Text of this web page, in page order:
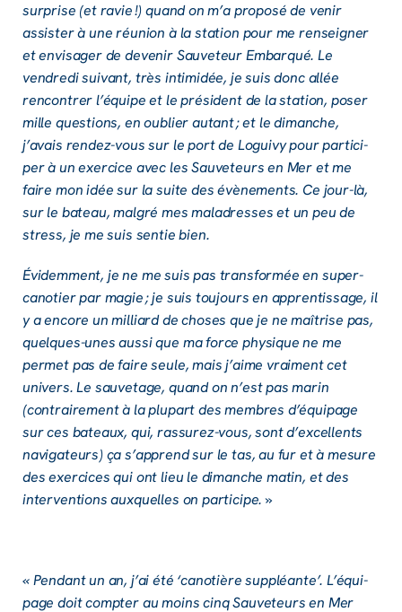
surprise (et ravie !) quand on m’a proposé de venir
assis­ter à une réunion à la station pour me rensei­gner
et envi­sa­ger de deve­nir Sauve­teur Embarqué. Le
vendredi suivant, très inti­mi­dée, je suis donc allée
rencon­trer l’équipe et le président de la station, poser
mille ques­tions, en oublier autant ; et le dimanche,
j’avais rendez-vous sur le port de Loguivy pour parti­ci­
per à un exer­cice avec les Sauve­teurs en Mer et me
faire mon idée sur la suite des évène­ments. Ce jour-là,
sur le bateau, malgré mes maladresses et un peu de
stress, je me suis sentie bien.
Évidem­ment, je ne me suis pas trans­for­mée en super-
cano­tier par magie ; je suis toujours en appren­tis­sage, il
y a encore un milliard de choses que je ne maîtrise pas,
quelques-unes aussi que ma force physique ne me
permet pas de faire seule, mais j’aime vrai­ment cet
univers. Le sauve­tage, quand on n’est pas marin
(contrai­re­ment à la plupart des membres d’équi­page
sur ces bateaux, qui, rassu­rez-vous, sont d’ex­cel­lents
navi­ga­teurs) ça s’ap­prend sur le tas, au fur et à mesure
des exer­cices qui ont lieu le dimanche matin, et des
inter­ven­tions auxquelles on parti­cipe. »
« Pendant un an, j’ai été ‘cano­tière suppléan­te’. L’équi­
page doit comp­ter au moins cinq Sauve­teurs en Mer